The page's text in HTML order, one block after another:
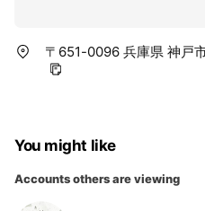
〒651-0096 兵庫県 神戸
You might like
Accounts others are viewing